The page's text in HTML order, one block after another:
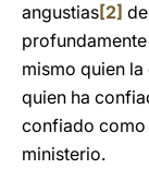
angustias[2]
mismo quien
quien ha
confiado como
ministerio.